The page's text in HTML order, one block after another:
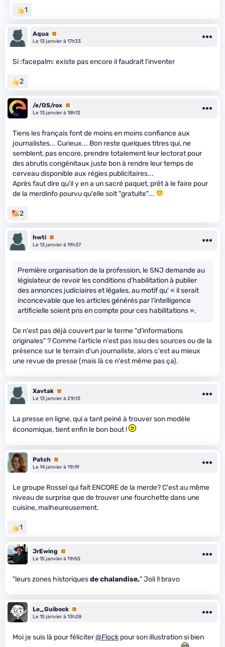
1
Aqua Premium
Le 13 janvier à 17h33
Si :facepalm: existe pas encore il faudrait l'inventer
2
/e/OS/rox Premium
Le 13 janvier à 18h12
Tiens les français font de moins en moins confiance aux
journalistes... Curieux... Bon reste quelques titres qui, ne
semblent, pas encore, prendre totalement leur lectorat pour
des abrutis congénitaux juste bon à rendre leur temps de
cerveau disponible aux régies publicitaires...
Après faut dire qu'il y en a un sacré paquet, prêt à le faire pour
de la merdinfo pourvu qu'elle soit "gratuite"...
2
hwti Premium
Le 13 janvier à 19h37
Première organisation de la profession, le SNJ demande au
législateur de revoir les conditions d’habilitation à publier
des annonces judiciaires et légales, au motif qu' « il serait
inconcevable que les articles générés par l’intelligence
artificielle soient pris en compte pour ces habilitations ».
Ce n'est pas déjà couvert par le terme "d’informations
originales" ? Comme l'article n'est pas issu des sources ou de la
présence sur le terrain d'un journaliste, alors c'est au mieux
une revue de presse (mais là ce n'est même pas ça).
Xavtak Premium
Le 13 janvier à 21h13
La presse en ligne, qui a tant peiné à trouver son modèle
économique, tient enfin le bon bout !
Patch Premium
Le 14 janvier à 11h19
Le groupe Rossel qui fait ENCORE de la merde? C'est au même
niveau de surprise que de trouver une fourchette dans une
cuisine, malheureusement.
1
JrEwing
Premium
Le 15 janvier à 11h55
"leurs zones historiquesde chalandise," Joli !! bravo
Le_Guibock Premium
Le 15 janvier à 13h28
Moi je suis là pour féliciter@Flock pour son illustration si bien